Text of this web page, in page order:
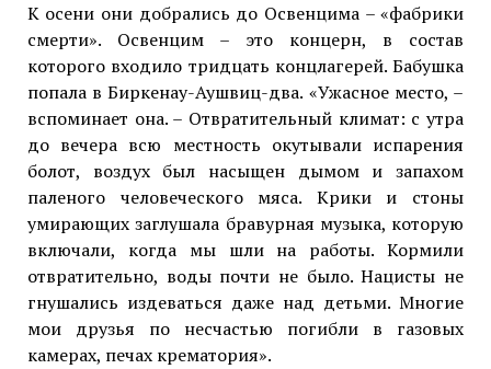
К осени они добрались до Освенцима – «фабрики
смерти». Освенцим – это концерн, в состав
которого входило тридцать концлагерей. Бабушка
попала в Биркенау-Аушвиц-два. «Ужасное место, –
вспоминает она. – Отвратительный климат: с утра
до вечера всю местность окутывали испарения
болот, воздух был насыщен дымом и запахом
паленого человеческого мяса. Крики и стоны
умирающих заглушала бравурная музыка, которую
включали, когда мы шли на работы. Кормили
отвратительно, воды почти не было. Нацисты не
гнушались издеваться даже над детьми. Многие
мои друзья по несчастью погибли в газовых
камерах, печах крематория».